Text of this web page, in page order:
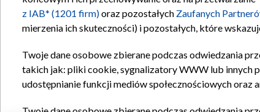
z IAB* (1201 firm)oraz pozostałych Zaufanych
mierzenia ich skuteczności) i pozostałych, które
Twoje dane osobowe zbierane podczas odwiedzania
takich jak: pliki cookie, sygnalizatory WWW lub innych
udostępnianie funkcji mediów społecznościowych oraz